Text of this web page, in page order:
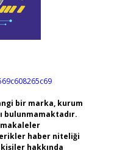
bir marka, kurum
bulunmamaktadır.
makaleler
haber niteliği
hakkında